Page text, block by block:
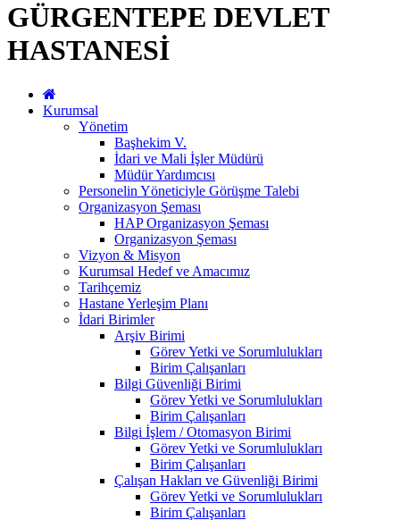
GÜRGENTEPE DEVLET
HASTANESİ
Kurumsal
Yönetim
Başhekim V.
İdari ve Mali İşler Müdürü
Müdür Yardımcısı
Personelin Yöneticiyle Görüşme Talebi
Organizasyon Şeması
HAP Organizasyon Şeması
Organizasyon Şeması
Vizyon & Misyon
Kurumsal Hedef ve Amacımız
Tarihçemiz
Hastane Yerleşim Planı
İdari Birimler
Arşiv Birimi
Görev Yetki ve Sorumlulukları
Birim Çalışanları
Bilgi Güvenliği Birimi
Görev Yetki ve Sorumlulukları
Birim Çalışanları
Bilgi İşlem / Otomasyon Birimi
Görev Yetki ve Sorumlulukları
Birim Çalışanları
Çalışan Hakları ve Güvenliği Birimi
Görev Yetki ve Sorumlulukları
Birim Çalışanları